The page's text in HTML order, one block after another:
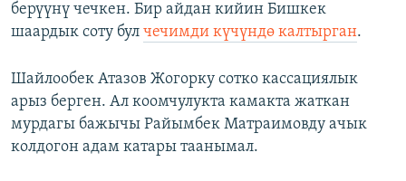
берүүнү чечкен. Бир айдан кийин Бишкек
шаардык соту бул чечимди күчүндө калтырган.
Шайлообек Атазов Жогорку сотко кассациялык
арыз берген. Ал коомчулукта камакта жаткан
мурдагы бажычы Райымбек Матраимовду ачык
колдогон адам катары таанымал.